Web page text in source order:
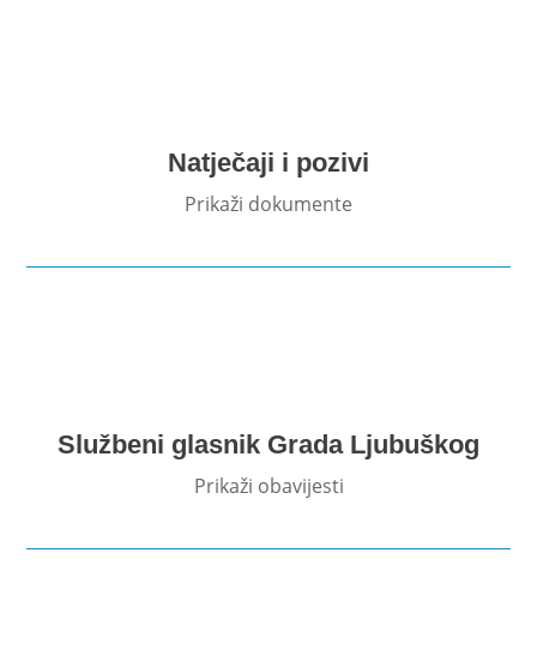
Natječaji i pozivi
Prikaži dokumente
Službeni glasnik Grada Ljubuškog
Prikaži obavijesti